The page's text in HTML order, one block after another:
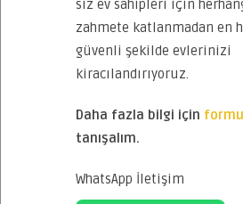
siz ev sahipleri için
zahmete katlanmadan en
güvenli şekilde evlerinizi
kiracılandırıyoruz.
Daha fazla bilgi için formu
tanışalım.
WhatsApp İletişim